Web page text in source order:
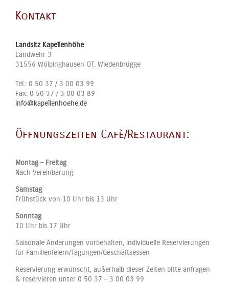
Kontakt
Landsitz Kapellenhöhe
Landwehr 3
31556 Wölpinghausen OT. Wiedenbrügge
Tel.: 0 50 37 / 3 00 03 99
Fax: 0 50 37 / 3 00 03 89
info@kapellenhoehe.de
Öffnungszeiten Cafè/Restaurant:
Montag – Freitag
Nach Vereinbarung
Samstag
Frühstück von 10 Uhr bis 13 Uhr
Sonntag
10 Uhr bis 17 Uhr
Saisonale Änderungen vorbehalten, individuelle Reservierungen
für Familienfeiern/Tagungen/Geschäftsessen
Reservierung erwünscht, außerhalb dieser Zeiten bitte anfragen
& reservieren unter 0 50 37 – 3 00 03 99